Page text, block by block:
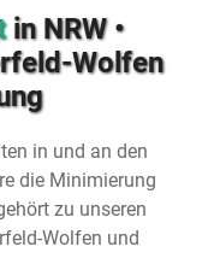
in NRW •
Wolfen⁠
in und an den
die Minimierung
zu unseren
Wolfen⁠ und